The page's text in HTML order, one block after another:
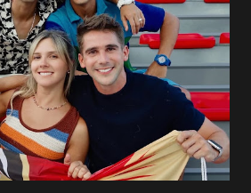
e imagina como seria o
conseguir seduzi-lo. Manuel avisa a
infidelidade de Gabriel com Joana.
de todas as suspeitas pelo
apontando que ele poderia
de Gabriel. Artur informa a Gabriel
por engano outra paciente, que está